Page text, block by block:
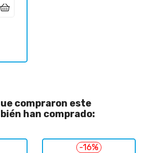
compraron este
han comprado:
-16%